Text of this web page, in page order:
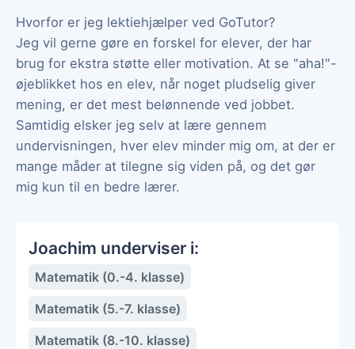
Hvorfor er jeg lektiehjælper ved GoTutor?
Jeg vil gerne gøre en forskel for elever, der har
brug for ekstra støtte eller motivation. At se "aha!"-
øjeblikket hos en elev, når noget pludselig giver
mening, er det mest belønnende ved jobbet.
Samtidig elsker jeg selv at lære gennem
undervisningen, hver elev minder mig om, at der er
mange måder at tilegne sig viden på, og det gør
mig kun til en bedre lærer.
Joachim underviser i:
Matematik (0.-4. klasse)
Matematik (5.-7. klasse)
Matematik (8.-10. klasse)